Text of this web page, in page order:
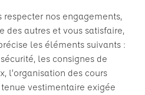
respecter nos engagements,
des autres et vous satisfaire,
les éléments suivants :
les consignes de
l’organisation des cours
vestimentaire exigée